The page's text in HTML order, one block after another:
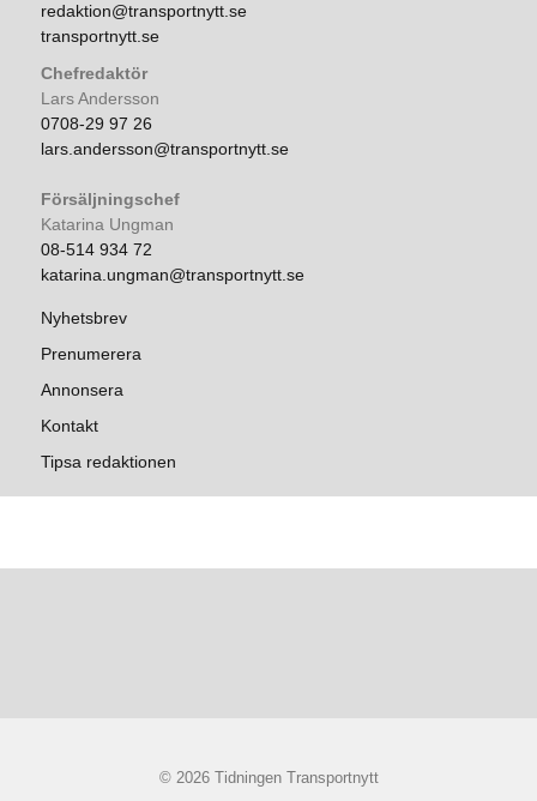
redaktion@transportnytt.se
transportnytt.se
Chefredaktör
Lars Andersson
0708-29 97 26
lars.andersson@transportnytt.se
Försäljningschef
Katarina Ungman
08-514 934 72
katarina.ungman@transportnytt.se
Nyhetsbrev
Prenumerera
Annonsera
Kontakt
Tipsa redaktionen
© 2026 Tidningen Transportnytt